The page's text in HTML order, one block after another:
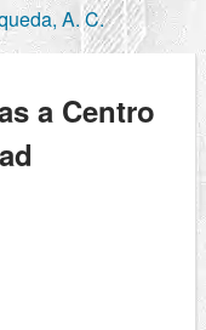
A. C.
a Centro